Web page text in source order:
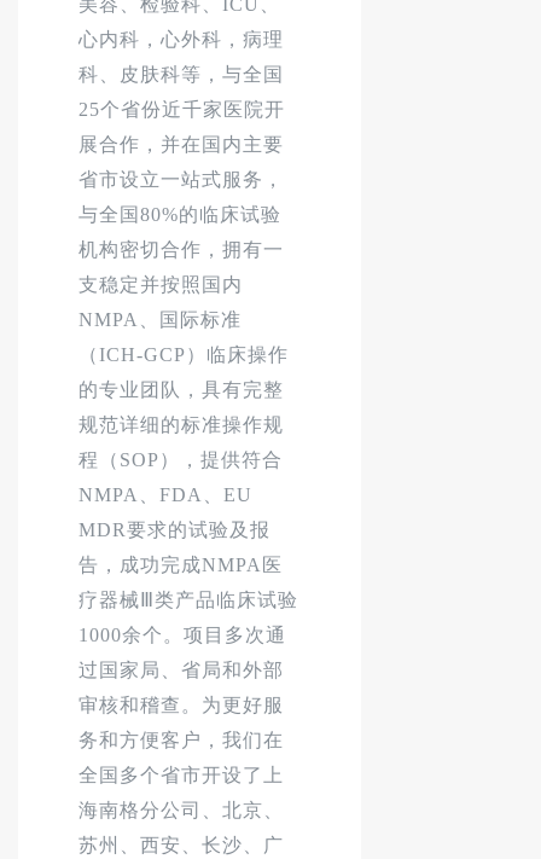
美容、检验科、ICU、
心内科，心外科，病理
科、皮肤科等，与全国
25个省份近千家医院开
展合作，并在国内主要
省市设立一站式服务，
与全国80%的临床试验
机构密切合作，拥有一
支稳定并按照国内
NMPA、国际标准
（ICH-GCP）临床操作
的专业团队，具有完整
规范详细的标准操作规
程（SOP），提供符合
NMPA、FDA、EU
MDR要求的试验及报
告，成功完成NMPA医
疗器械Ⅲ类产品临床试验
1000余个。项目多次通
过国家局、省局和外部
审核和稽查。为更好服
务和方便客户，我们在
全国多个省市开设了上
海南格分公司、北京、
苏州、西安、长沙、广